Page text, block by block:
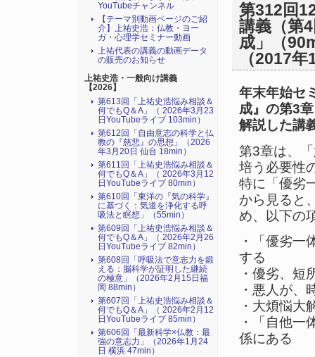
第312回
講義（第
成」（
（2017
年末年始セ
成』の第3
解説した講
第3章は、
培う必要性
特に「優劣
から見ると
め、以下の
・「優劣一
する
・優劣、短
・悪人が、
・大煩悩大
・「自他一
係にある
YouTubeチャンネル
【テーマ別動画ページのご紹
介】上祐史浩：仏教・ヨー
ガ・心理学セミナー動画
上祐代表の講義の動画データ
の販売のお知らせ
上祐史浩・一般向け講義
【2026】
第613回「上祐史浩悩み相談＆
何でもQ＆A」（ 2026年3月23
日YouTubeライブ 103min）
第612回「自由意志の科学と仏
教の『慈悲』の思想」（2026
年3月20日 仙台 18min）
第611回「上祐史浩悩み相談＆
何でもQ＆A」（ 2026年3月12
日YouTubeライブ 80min）
第610回「東洋の『気の科学』
に基づく：気道を浄化する呼
吸法と瞑想」（55min）
第609回「上祐史浩悩み相談＆
何でもQ＆A」（ 2026年2月26
日YouTubeライブ 82min）
第608回「呼吸法で意志力を鍛
える：脳科学が証明した継続
の極意」（2026年2月15日福
岡 88min）
第607回「上祐史浩悩み相談＆
何でもQ＆A」（ 2026年2月12
日YouTubeライブ 85min）
第606回「最新科学×仏教：最
強の意志力」（2026年1月24
日 横浜 47min）